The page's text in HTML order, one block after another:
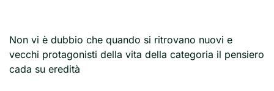
Non vi è dubbio che quando si ritrovano nuovi e
vecchi protagonisti della vita della categoria il pensiero
cada su eredità